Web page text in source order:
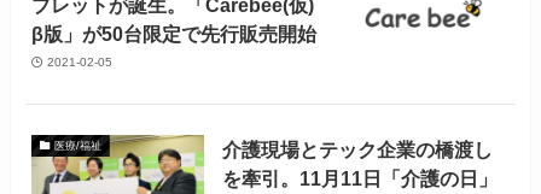
ブレットが誕生。「Carebee(仮)
β版」が50台限定で先行販売開始
2021-02-05
医療/福祉
介護現場とテック企業の橋渡し
を牽引。11月11日「介護の日」